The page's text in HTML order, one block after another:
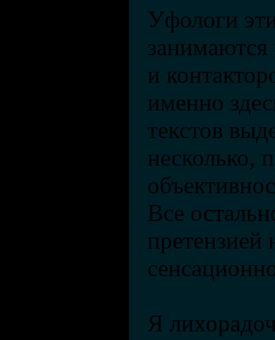
Уфологи
и
именно
текстов
несколько,
Все
претензией
Я